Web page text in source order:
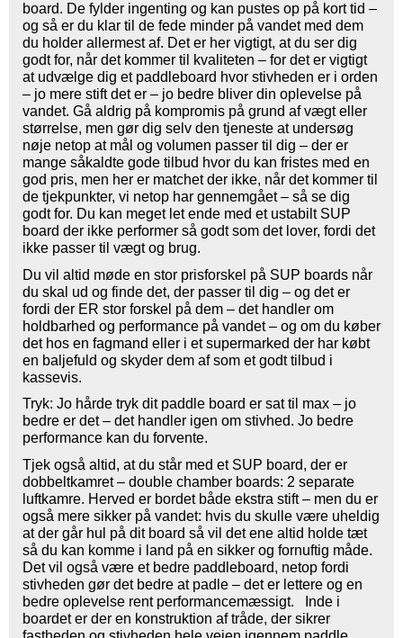
board. De fylder ingenting og kan pustes op på kort tid –
og så er du klar til de fede minder på vandet med dem
du holder allermest af. Det er her vigtigt, at du ser dig
godt for, når det kommer til kvaliteten – for det er vigtigt
at udvælge dig et paddleboard hvor stivheden er i orden
– jo mere stift det er – jo bedre bliver din oplevelse på
vandet. Gå aldrig på kompromis på grund af vægt eller
størrelse, men gør dig selv den tjeneste at undersøg
nøje netop at mål og volumen passer til dig – der er
mange såkaldte gode tilbud hvor du kan fristes med en
god pris, men her er matchet der ikke, når det kommer til
de tjekpunkter, vi netop har gennemgået – så se dig
godt for. Du kan meget let ende med et ustabilt SUP
board der ikke performer så godt som det lover, fordi det
ikke passer til vægt og brug.
Du vil altid møde en stor prisforskel på SUP boards når
du skal ud og finde det, der passer til dig – og det er
fordi der ER stor forskel på dem – det handler om
holdbarhed og performance på vandet – og om du køber
det hos en fagmand eller i et supermarked der har købt
en baljefuld og skyder dem af som et godt tilbud i
kassevis.
Tryk: Jo hårde tryk dit paddle board er sat til max – jo
bedre er det – det handler igen om stivhed. Jo bedre
performance kan du forvente.
Tjek også altid, at du står med et SUP board, der er
dobbeltkamret – double chamber boards: 2 separate
luftkamre. Herved er bordet både ekstra stift – men du er
også mere sikker på vandet: hvis du skulle være uheldig
at der går hul på dit board så vil det ene altid holde tæt
så du kan komme i land på en sikker og fornuftig måde.
Det vil også være et bedre paddleboard, netop fordi
stivheden gør det bedre at padle – det er lettere og en
bedre oplevelse rent performancemæssigt. Inde i
boardet er der en konstruktion af tråde, der sikrer